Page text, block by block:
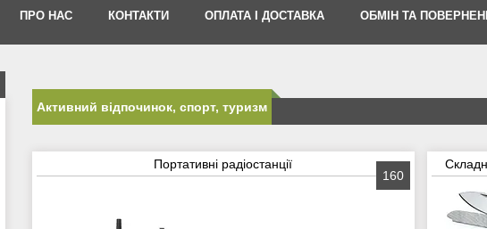
ПРО НАС КОНТАКТИ ОПЛАТА І ДОСТАВКА ОБМІН ТА
Активний відпочинок, спорт, туризм
Портативні радіостанції
160